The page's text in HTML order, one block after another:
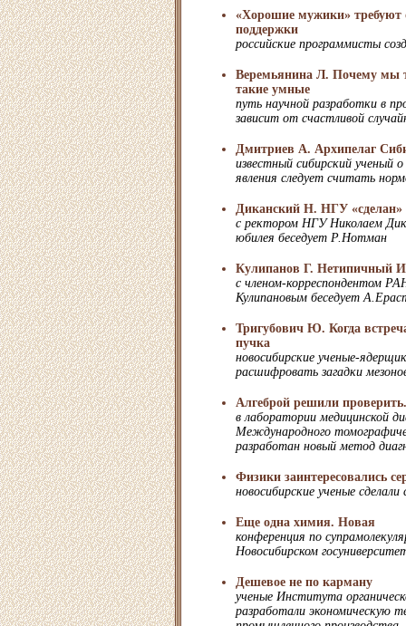
«Хорошие мужики» требуют
поддержки
российские программисты
Веремьянина Л. Почему мы
такие умные
путь научной разработки в
зависит от счастливой
Дмитриев А. Архипелаг
известный сибирский ученый
явления следует считать
Диканский Н. НГУ «сделан»
с ректором НГУ Николаем
юбилея беседует Р.Нотман
Кулипанов Г. Нетипичный
с членом-корреспондентом
Кулипановым беседует
Тригубович Ю. Когда
пучка
новосибирские ученые-
расшифровать загадки
Алгеброй решили
в лаборатории медицинской
Международного
разработан новый метод
Физики заинтересовались
новосибирские ученые сделали
Еще одна химия. Новая
конференция по
Новосибирском
Дешевое не по карману
ученые Института
разработали экономическую